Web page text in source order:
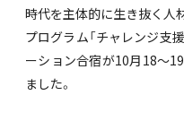
時代を主体的に生き抜く人
プログラム「チャレンジ支
ーション合宿が10月18～
ました。